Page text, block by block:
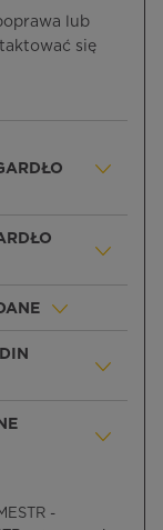
lub
się
-